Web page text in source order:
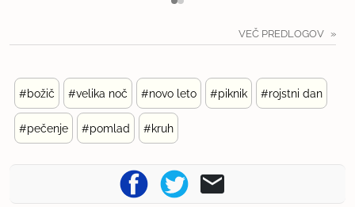
VEČ PREDLOGOV
#božič #velika noč #novo leto #piknik #rojstni dan
#pečenje #pomlad #kruh